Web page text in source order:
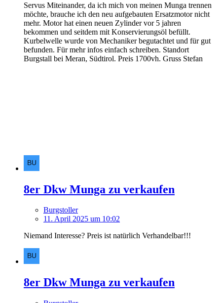
Servus Miteinander, da ich mich von meinen Munga trennen
möchte, brauche ich den neu aufgebauten Ersatzmotor nicht
mehr. Motor hat einen neuen Zylinder vor 5 jahren
bekommen und seitdem mit Konservierungsöl befüllt.
Kurbelwelle wurde von Mechaniker begutachtet und für gut
befunden. Für mehr infos einfach schreiben. Standort
Burgstall bei Meran, Südtirol. Preis 1700vh. Gruss Stefan
8er Dkw Munga zu verkaufen
Burgstoller
11. April 2025 um 10:02
Niemand Interesse? Preis ist natürlich Verhandelbar!!!
8er Dkw Munga zu verkaufen